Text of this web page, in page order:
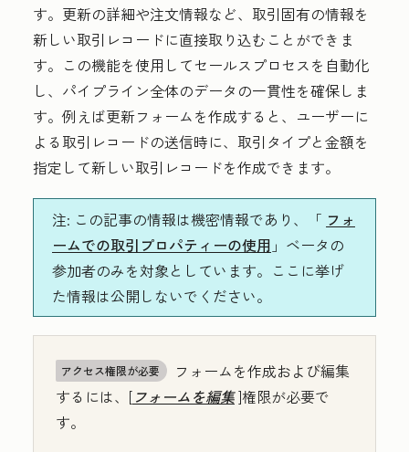
す。更新の詳細や注文情報など、取引固有の情報を
新しい取引レコードに直接取り込むことができま
す。この機能を使用してセールスプロセスを自動化
し、パイプライン全体のデータの一貫性を確保しま
す。例えば更新フォームを作成すると、ユーザーに
よる取引レコードの送信時に、取引タイプと金額を
指定して新しい取引レコードを作成できます。
注: この記事の情報は機密情報であり、「 フォ
ームでの取引プロパティーの使用 」ベータの
参加者のみを対象としています。ここに挙げ
た情報は公開しないでください。
アクセス権限が必要
フォームを作成および編集
するには、[フォームを編集]権限が必要で
す。